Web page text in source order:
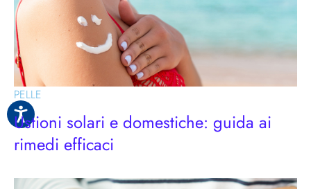
PELLE
Ustioni solari e domestiche: guida ai
rimedi efficaci